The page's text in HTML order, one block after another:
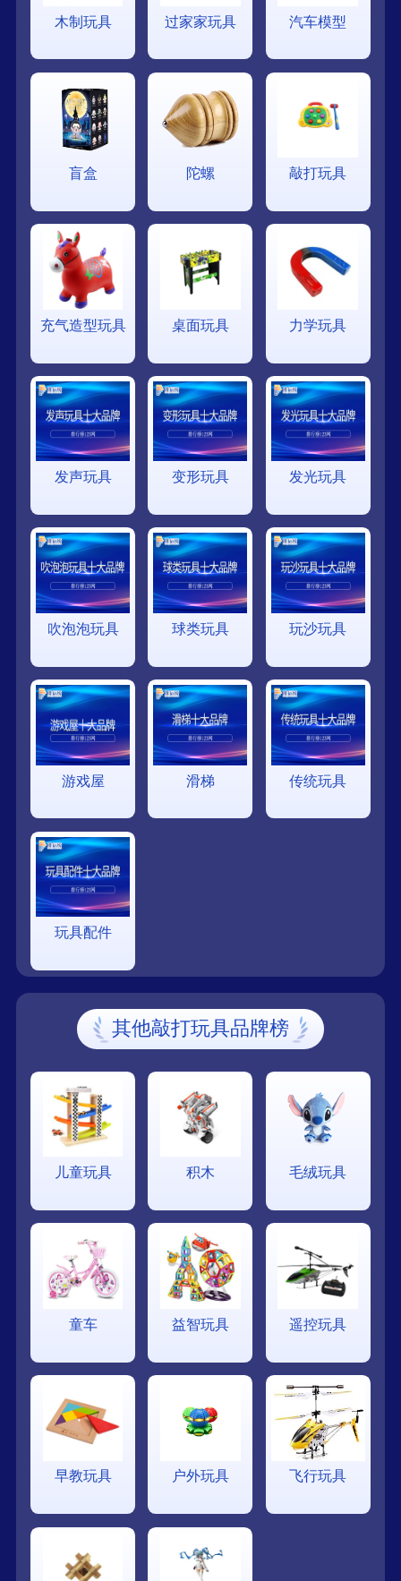
木制玩具 过家家玩具 汽车模型
盲盒 陀螺 敲打玩具
充气造型玩具 桌面玩具 力学玩具
发声玩具 变形玩具 发光玩具
吹泡泡玩具 球类玩具 玩沙玩具
游戏屋 滑梯 传统玩具
玩具配件
其他敲打玩具品牌榜
儿童玩具 积木 毛绒玩具
童车 益智玩具 遥控玩具
早教玩具 户外玩具 飞行玩具